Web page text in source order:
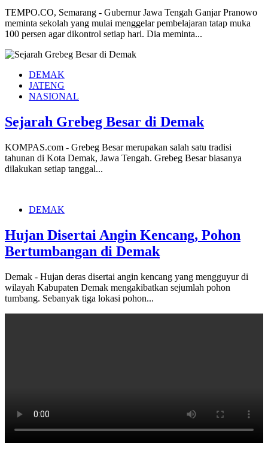
TEMPO.CO, Semarang - Gubernur Jawa Tengah Ganjar Pranowo
meminta sekolah yang mulai menggelar pembelajaran tatap muka
100 persen agar dikontrol setiap hari. Dia meminta...
DEMAK
JATENG
NASIONAL
Sejarah Grebeg Besar di Demak
KOMPAS.com - Grebeg Besar merupakan salah satu tradisi
tahunan di Kota Demak, Jawa Tengah. Grebeg Besar biasanya
dilakukan setiap tanggal...
DEMAK
Hujan Disertai Angin Kencang, Pohon
Bertumbangan di Demak
Demak - Hujan deras disertai angin kencang yang mengguyur di
wilayah Kabupaten Demak mengakibatkan sejumlah pohon
tumbang. Sebanyak tiga lokasi pohon...